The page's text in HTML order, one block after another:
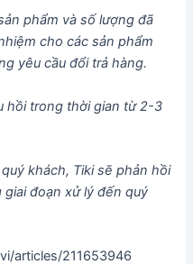
phẩm và số lượng đã
cho các sản phẩm
yêu cầu đổi trả hàng.
hồi trong thời gian từ 2-3
khách, Tiki sẽ phản hồi
đoạn xử lý đến quý
articles/211653946